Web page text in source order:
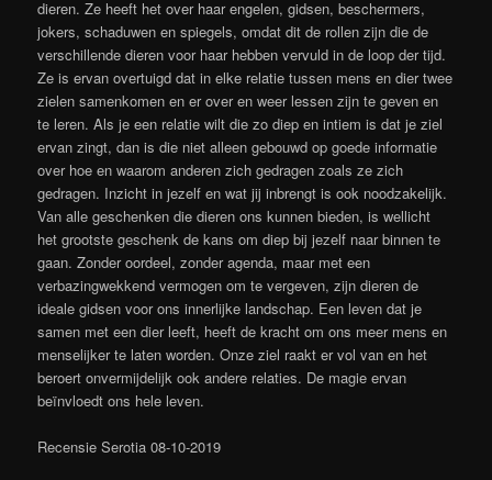
dieren. Ze heeft het over haar engelen, gidsen, beschermers,
jokers, schaduwen en spiegels, omdat dit de rollen zijn die de
verschillende dieren voor haar hebben vervuld in de loop der tijd.
Ze is ervan overtuigd dat in elke relatie tussen mens en dier twee
zielen samenkomen en er over en weer lessen zijn te geven en
te leren. Als je een relatie wilt die zo diep en intiem is dat je ziel
ervan zingt, dan is die niet alleen gebouwd op goede informatie
over hoe en waarom anderen zich gedragen zoals ze zich
gedragen. Inzicht in jezelf en wat jij inbrengt is ook noodzakelijk.
Van alle geschenken die dieren ons kunnen bieden, is wellicht
het grootste geschenk de kans om diep bij jezelf naar binnen te
gaan. Zonder oordeel, zonder agenda, maar met een
verbazingwekkend vermogen om te vergeven, zijn dieren de
ideale gidsen voor ons innerlijke landschap. Een leven dat je
samen met een dier leeft, heeft de kracht om ons meer mens en
menselijker te laten worden. Onze ziel raakt er vol van en het
beroert onvermijdelijk ook andere relaties. De magie ervan
beïnvloedt ons hele leven.
Recensie Serotia 08-10-2019